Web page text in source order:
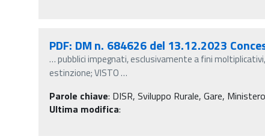
PDF: DM n. 684626 del 13.12.2023
…pubblici impegnati, esclusivamente a fini
estinzione; VISTO…
Parole chiave: DISR, Sviluppo Rurale, Gare,
Ultima modifica: